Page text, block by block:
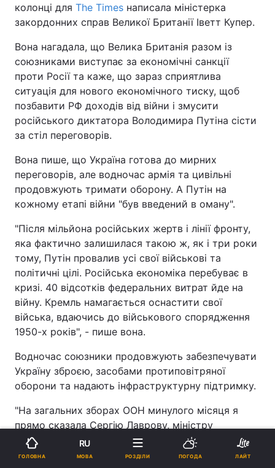
колонці для The Times написала міністерка
закордонних справ Великої Британії Іветт Купер.
Вона нагадала, що Велика Британія разом із
союзниками виступає за економічні санкції
проти Росії та каже, що зараз сприятлива
ситуація для нового економічного тиску, щоб
позбавити РФ доходів від війни і змусити
російського диктатора Володимира Путіна сісти
за стіл переговорів.
Вона пише, що Україна готова до мирних
переговорів, але водночас армія та цивільні
продовжують тримати оборону. А Путін на
кожному етапі війни "був введений в оману".
"Після мільйона російських жертв і лінії фронту,
яка фактично залишилася такою ж, як і три роки
тому, Путін провалив усі свої військові та
політичні цілі. Російська економіка перебуває в
кризі. 40 відсотків федеральних витрат йде на
війну. Кремль намагається оснастити свої
війська, вдаючись до військового спорядження
1950-х років", - пише вона.
Водночас союзники продовжують забезпечувати
Україну зброєю, засобами протиповітряної
оборони та надають інфраструктурну підтримку.
"На загальних зборах ООН минулого місяця я
прямо сказала Сергію Лаврову, міністру
закордонних справ Росії, що "ми будемо націлені
на вашу хвору економіку, ваші доходи від нафти і
ГОЛОВНА
RU
МОВА РОЗДІЛИ ПОГОДА ЛАЙТ